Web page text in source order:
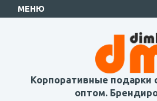
МЕНЮ
Корпоративные подарки
оптом.